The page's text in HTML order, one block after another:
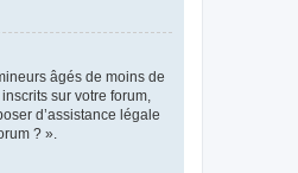
âgés de moins de
sur votre forum,
d’assistance légale
? ».